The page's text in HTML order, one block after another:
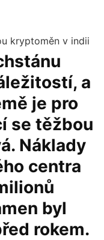
a
je pro
se těžbou
Náklady
centra
byl
rokem.